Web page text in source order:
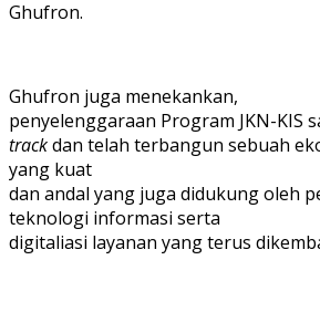
Ghufron.
Ghufron juga menekankan,
penyelenggaraan Program JKN-KIS
trackdan telah terbangun sebuah
yang kuat
dan andal yang juga didukung oleh
teknologi informasi serta
digitaliasi layanan yang terus